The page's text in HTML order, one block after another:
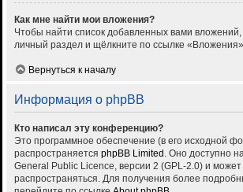
Как мне найти мои вложения?
Чтобы найти список добавленных вами
личный раздел и щёлкните по ссылке
Вернуться к началу
Информация о phpBB
Кто написал эту конференцию?
Это программное обеспечение (в его исходной
распространяется phpBB Limited . Оно доступно
General Public Licence, версии 2 (GPL-2.0) и
распространяться. Для получения более